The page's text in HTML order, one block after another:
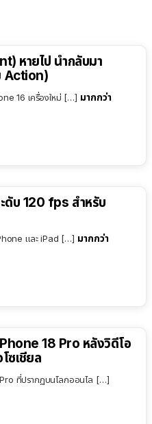
หายไป นำกลับมา
Action)
16 เครื่องใหม่ […] มากกว่า
ดับ 120 fps สำหรับ
และ iPad […] มากกว่า
18 Pro หลังวิดีโอ
ซเชียล
ที่ปรากฏบนโลกออนไล […]